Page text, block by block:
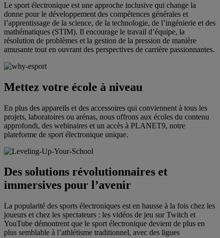
Le sport électronique est une approche inclusive qui change la
donne pour le développement des compétences générales et
l’apprentissage de la science, de la technologie, de l’ingénierie et des
mathématiques (STIM). Il encourage le travail d’équipe, la
résolution de problèmes et la gestion de la pression de manière
amusante tout en ouvrant des perspectives de carrière passionnantes.
Mettez votre école à niveau
En plus des appareils et des accessoires qui conviennent à tous les
projets, laboratoires ou arénas, nous offrons aux écoles du contenu
approfondi, des webinaires et un accès à PLANET9, notre
plateforme de sport électronique unique.
Des solutions révolutionnaires et
immersives pour l’avenir
La popularité des sports électroniques est en hausse à la fois chez les
joueurs et chez les spectateurs : les vidéos de jeu sur Twitch et
YouTube démontrent que le sport électronique devient de plus en
plus semblable à l’athlétisme traditionnel, avec des ligues